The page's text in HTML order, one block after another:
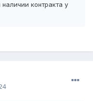
контракта у